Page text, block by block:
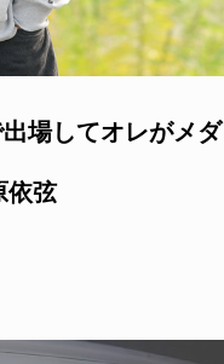
場してオレがメダ
依弦